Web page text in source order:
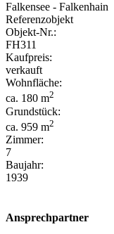
Falkensee - Falkenhain
Referenzobjekt
Objekt-Nr.:
FH311
Kaufpreis:
verkauft
Wohnfläche:
ca. 180 m2
Grundstück:
ca. 959 m2
Zimmer:
7
Baujahr:
1939
Ansprechpartner